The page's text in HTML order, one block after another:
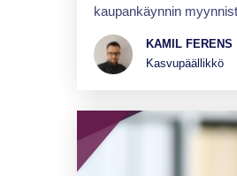
kaupankäynnin
KAMIL FERENS
Kasvupäällikkö